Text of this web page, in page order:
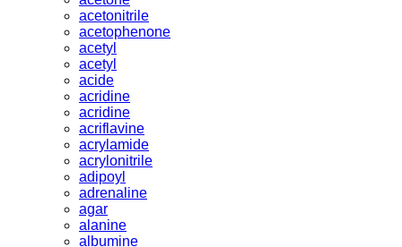
acetonitrile
acetophenone
acetyl
acetyl
acide
acridine
acridine
acriflavine
acrylamide
acrylonitrile
adipoyl
adrenaline
agar
alanine
albumine